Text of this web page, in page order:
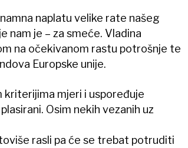
naplatu velike rate našeg
nam je – za smeće. Vladina
na očekivanom rastu potrošnje te
Europske unije.
kriterijima mjeri i uspoređuje
Osim nekih vezanih uz
rasli pa će se trebat potruditi